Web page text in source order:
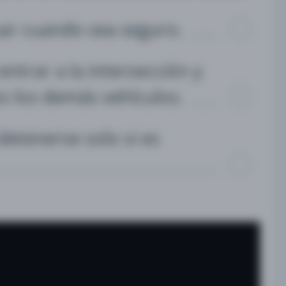
cuando sea seguro.
a la intersección y
los demás vehículos.
solo si es